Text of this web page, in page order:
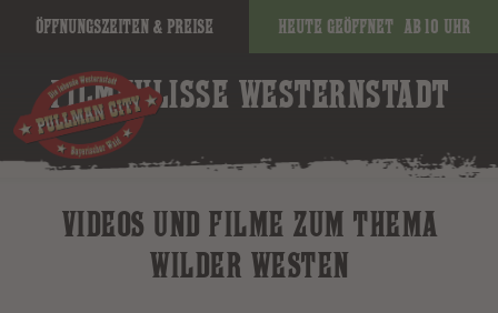
Öffnungszeiten & Preise Heute geöffnet ab 10 Uhr
FILMKULISSE WESTERNSTADT
VIDEOS UND FILME ZUM THEMA
WILDER WESTEN